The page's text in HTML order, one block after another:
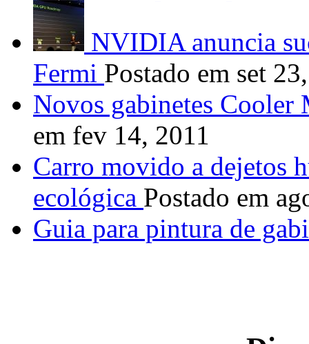
NVIDIA anuncia
Fermi Postado em set
Novos gabinetes Cooler
em fev 14, 2011
Carro movido a dejetos
ecológica Postado em
Guia para pintura de